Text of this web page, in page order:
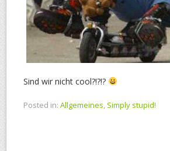
Sind wir nicht cool?!?!?
Posted in: Allgemeines, Simply stupid!